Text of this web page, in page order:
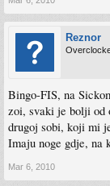
Reznor
Bingo-FIS, na
zoi, svaki je bolji od
drugoj sobi, koji mi
Imaju noge gdje, na
Mar 6, 2010